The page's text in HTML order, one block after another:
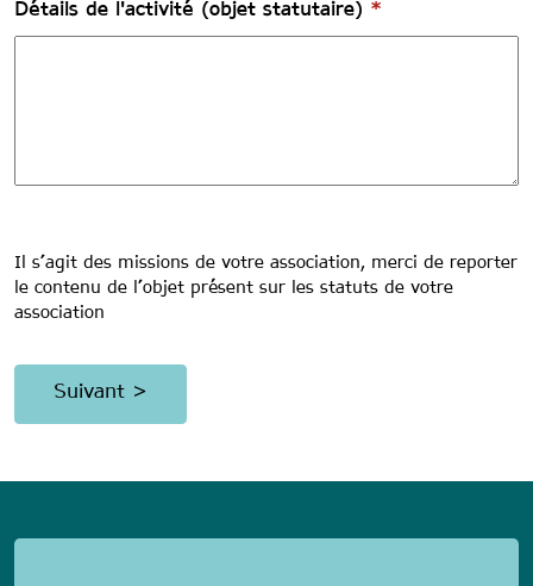
Détails de l'activité (objet statutaire) *
Il s’agit des missions de votre association, merci de reporter
le contenu de l’objet présent sur les statuts de votre
association